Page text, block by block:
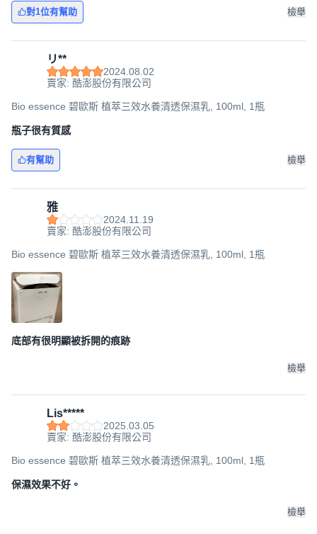
對1位有幫助 檢舉
リ**
2024.08.02
賣家: 酷澎股份有限公司
Bio essence 碧歐斯 植萃三效水養清透保濕乳, 100ml, 1瓶
瓶子很有質感
有幫助 檢舉
雅
2024.11.19
賣家: 酷澎股份有限公司
Bio essence 碧歐斯 植萃三效水養清透保濕乳, 100ml, 1瓶
底部有很明顯被拆開的痕跡
檢舉
Lis*****
2025.03.05
賣家: 酷澎股份有限公司
Bio essence 碧歐斯 植萃三效水養清透保濕乳, 100ml, 1瓶
保濕效果不好。
檢舉